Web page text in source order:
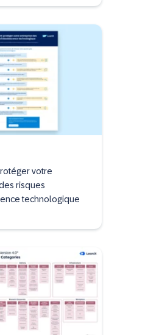
votre
risques
technologique